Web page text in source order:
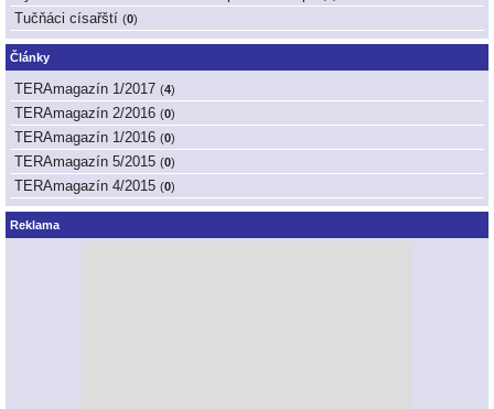
Tučňáci císařští (0)
Články
TERAmagazín 1/2017 (4)
TERAmagazín 2/2016 (0)
TERAmagazín 1/2016 (0)
TERAmagazín 5/2015 (0)
TERAmagazín 4/2015 (0)
Reklama